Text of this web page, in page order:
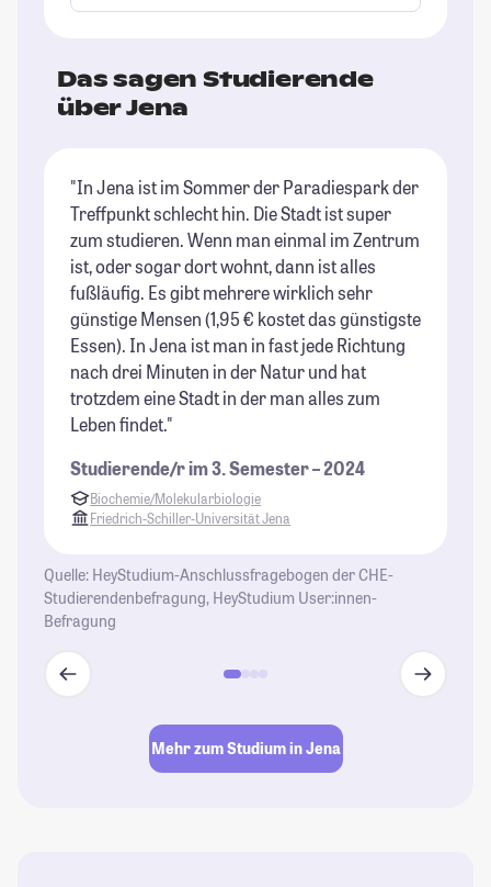
Das sagen Studierende
über Jena
"In Jena ist im Sommer der Paradiespark der
Treffpunkt schlecht hin. Die Stadt ist super
zum studieren. Wenn man einmal im Zentrum
ist, oder sogar dort wohnt, dann ist alles
fußläufig. Es gibt mehrere wirklich sehr
günstige Mensen (1,95 € kostet das günstigste
Essen). In Jena ist man in fast jede Richtung
nach drei Minuten in der Natur und hat
trotzdem eine Stadt in der man alles zum
Leben findet."
Studierende/r im 3. Semester – 2024
Biochemie/Molekularbiologie
Friedrich-Schiller-Universität Jena
Quelle: HeyStudium-Anschlussfragebogen der CHE-
Studierendenbefragung, HeyStudium User:innen-
Befragung
Mehr zum Studium in Jena